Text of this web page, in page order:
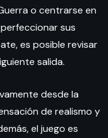
o centrarse en
sus
es posible revisar
salida.
desde la
de realismo y
el juego es